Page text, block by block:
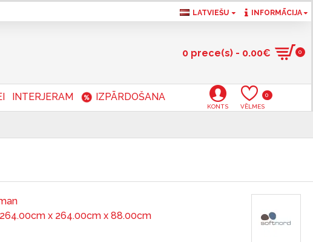
LATVIEŠU INFORMĀCIJA
0 prece(s) - 0.00€ 0
INTERJERAM IZPĀRDOŠANA
KONTS VĒLMES
0
264.00cm x 264.00cm x 88.00cm